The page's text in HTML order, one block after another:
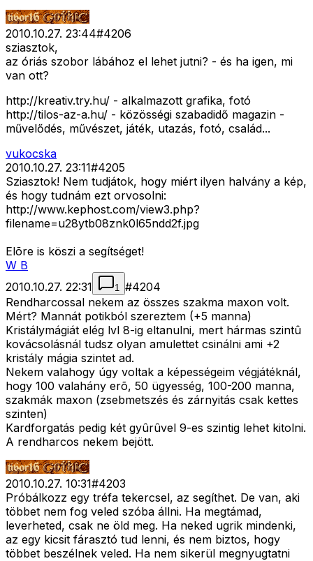
2010.10.27. 23:44#4206
sziasztok,
az óriás szobor lábához el lehet jutni? - és ha igen, mi
van ott?
http://kreativ.try.hu/ - alkalmazott grafika, fotó
http://tilos-az-a.hu/ - közösségi szabadidő magazin -
művelődés, művészet, játék, utazás, fotó, család...
vukocska
2010.10.27. 23:11#4205
Sziasztok! Nem tudjátok, hogy miért ilyen halvány a kép,
és hogy tudnám ezt orvosolni:
http://www.kephost.com/view3.php?
filename=u28ytb08znk0l65ndd2f.jpg
Elõre is köszi a segítséget!
W B
2010.10.27. 22:31
1 #4204
Rendharcossal nekem az összes szakma maxon volt.
Mért? Mannát potikból szereztem (+5 manna)
Kristálymágiát elég lvl 8-ig eltanulni, mert hármas szintû
kovácsolásnál tudsz olyan amulettet csinálni ami +2
kristály mágia szintet ad.
Nekem valahogy úgy voltak a képességeim végjátéknál,
hogy 100 valahány erõ, 50 ügyesség, 100-200 manna,
szakmák maxon (zsebmetszés és zárnyitás csak kettes
szinten)
Kardforgatás pedig két gyûrûvel 9-es szintig lehet kitolni.
A rendharcos nekem bejött.
2010.10.27. 10:31#4203
Próbálkozz egy tréfa tekercsel, az segíthet. De van, aki
többet nem fog veled szóba állni. Ha megtámad,
leverheted, csak ne öld meg. Ha neked ugrik mindenki,
az egy kicsit fárasztó tud lenni, és nem biztos, hogy
többet beszélnek veled. Ha nem sikerül megnyugtatni